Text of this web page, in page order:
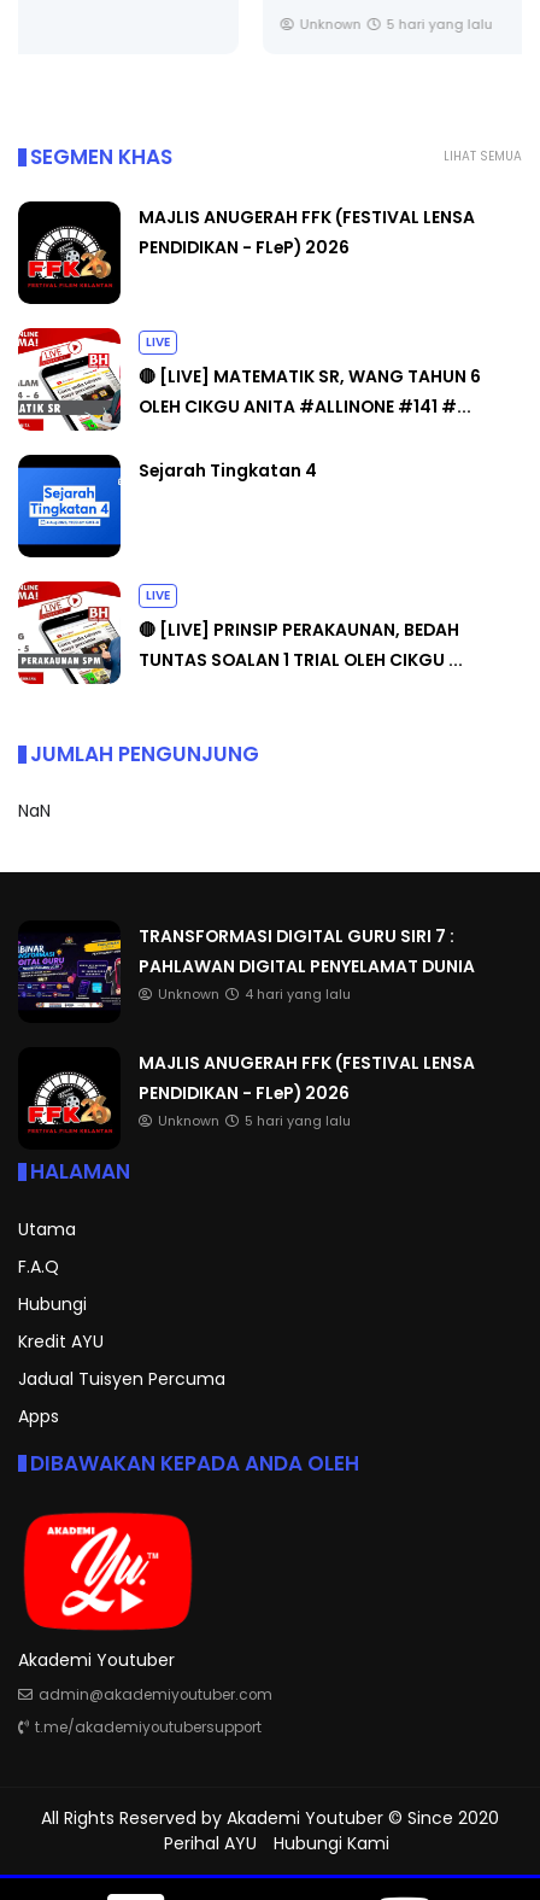
LIHAT SEMUA
SEGMEN KHAS
MAJLIS ANUGERAH FFK (FESTIVAL LENSA
PENDIDIKAN - FLeP) 2026
LIVE
🔴 [LIVE] MATEMATIK SR, WANG TAHUN 6
OLEH CIKGU ANITA #ALLINONE #141 #...
Sejarah Tingkatan 4
LIVE
🔴 [LIVE] PRINSIP PERAKAUNAN, BEDAH
TUNTAS SOALAN 1 TRIAL OLEH CIKGU ...
JUMLAH PENGUNJUNG
NaN
TRANSFORMASI DIGITAL GURU SIRI 7 :
PAHLAWAN DIGITAL PENYELAMAT DUNIA
Unknown 4 hari yang lalu
MAJLIS ANUGERAH FFK (FESTIVAL LENSA
PENDIDIKAN - FLeP) 2026
Unknown 5 hari yang lalu
HALAMAN
Utama
F.A.Q
Hubungi
Kredit AYU
Jadual Tuisyen Percuma
Apps
DIBAWAKAN KEPADA ANDA OLEH
Akademi Youtuber
admin@akademiyoutuber.com
t.me/akademiyoutubersupport
All Rights Reserved by Akademi Youtuber © Since 2020
Perihal AYU
Hubungi Kami